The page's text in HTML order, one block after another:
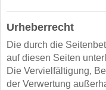
Urheberrecht
Die durch die
auf diesen Seiten
Die Vervielfältigung,
der Verwertung